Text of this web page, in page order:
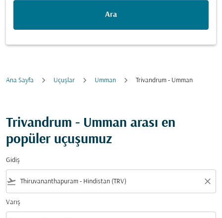
Ara
Ana Sayfa Uçuşlar Umman Trivandrum - Umman
Trivandrum - Umman arası en
popüler uçuşumuz
Gidiş
flight_takeoff close
Varış